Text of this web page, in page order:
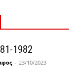
1982
- 23/10/2023